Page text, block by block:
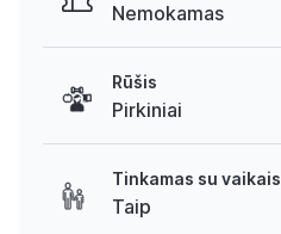
Nemokamas
Rūšis
Pirkiniai
Tinkamas su vaikais
Taip